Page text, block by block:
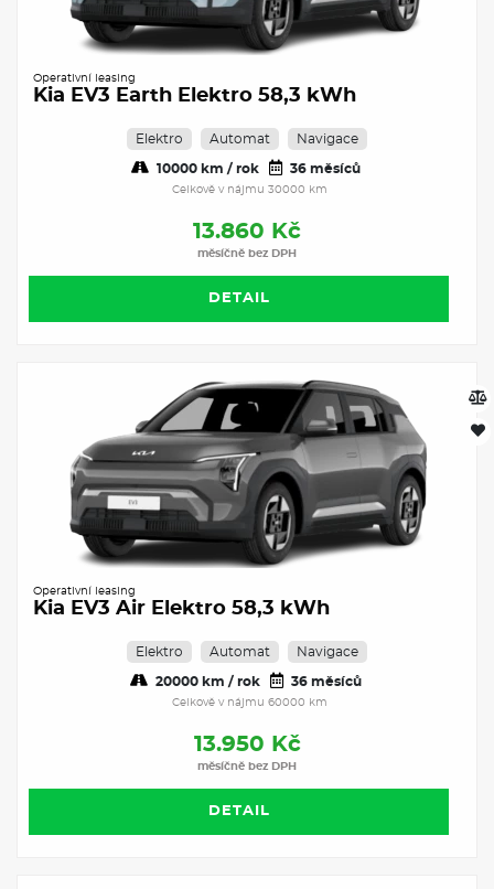
Operativní leasing
Kia EV3 Earth Elektro 58,3 kWh
Elektro Automat Navigace
10000 km / rok 36 měsíců
Celkově v nájmu 30000 km
13.860 Kč
měsíčně bez DPH
DETAIL
Operativní leasing
Kia EV3 Air Elektro 58,3 kWh
Elektro Automat Navigace
20000 km / rok 36 měsíců
Celkově v nájmu 60000 km
13.950 Kč
měsíčně bez DPH
DETAIL